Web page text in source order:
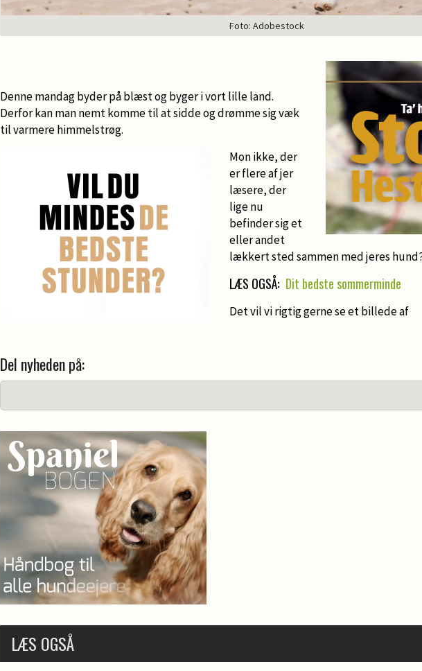
Foto: Adobestock
Denne mandag byder på blæst og byger i vort lille land.
Derfor kan man nemt komme til at sidde og drømme sig væk
til varmere himmelstrøg.
Mon ikke, der
er flere af jer
læsere, der
lige nu
befinder sig et
eller andet
lækkert sted sammen med jeres
LÆS OGSÅ: Dit bedste sommerminde
Det vil vi rigtig gerne se et billede af
Del nyheden på:
LÆS OGSÅ